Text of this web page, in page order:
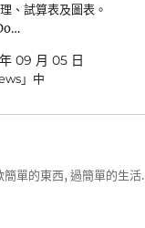
、試算表及圖表。
09 月 05 日
」中
單的東西, 過簡單的生活.